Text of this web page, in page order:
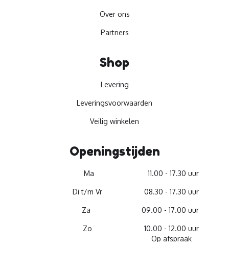
Over ons
Partners
Shop
Levering
Leveringsvoorwaarden
Veilig winkelen
Openingstijden
Ma 11.00 - 17.30 uur
Di t/m Vr 08.30 - 17.30 uur
Za 09.00 - 17.00 uur
Zo
10.00 - 12.00 uur
Op afspraak